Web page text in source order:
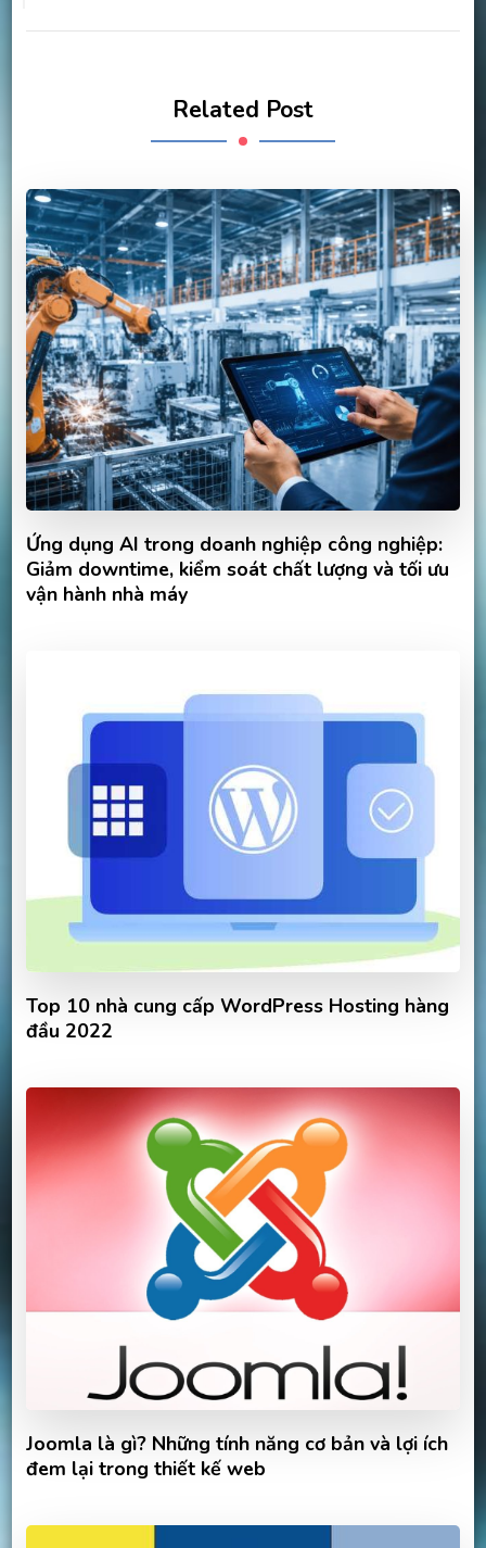
Related Post
Ứng dụng AI trong doanh nghiệp công nghiệp:
Giảm downtime, kiểm soát chất lượng và tối ưu
vận hành nhà máy
Top 10 nhà cung cấp WordPress Hosting hàng
đầu 2022
Joomla là gì? Những tính năng cơ bản và lợi ích
đem lại trong thiết kế web